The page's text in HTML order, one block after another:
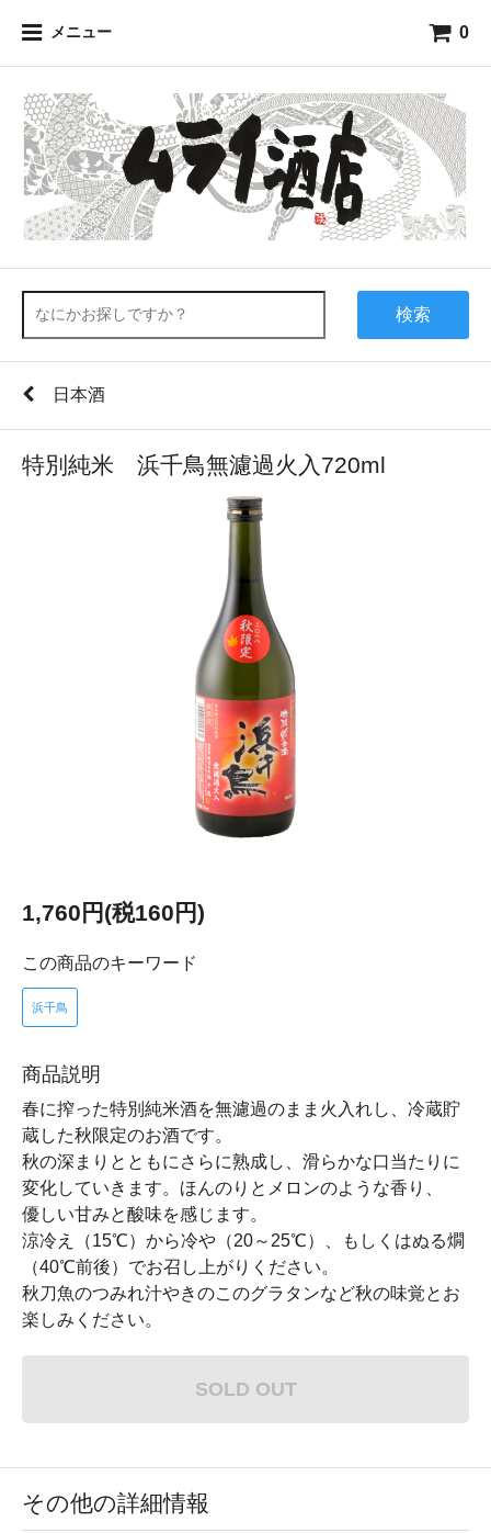
メニュー 0
検索
日本酒
特別純米 浜千鳥無濾過火入720ml
1,760円(税160円)
この商品のキーワード
浜千鳥
商品説明
春に搾った特別純米酒を無濾過のまま火入れし、冷蔵貯
蔵した秋限定のお酒です。
秋の深まりとともにさらに熟成し、滑らかな口当たりに
変化していきます。ほんのりとメロンのような香り、
優しい甘みと酸味を感じます。
涼冷え（15℃）から冷や（20～25℃）、もしくはぬる燗
（40℃前後）でお召し上がりください。
秋刀魚のつみれ汁やきのこのグラタンなど秋の味覚とお
楽しみください。
SOLD OUT
その他の詳細情報